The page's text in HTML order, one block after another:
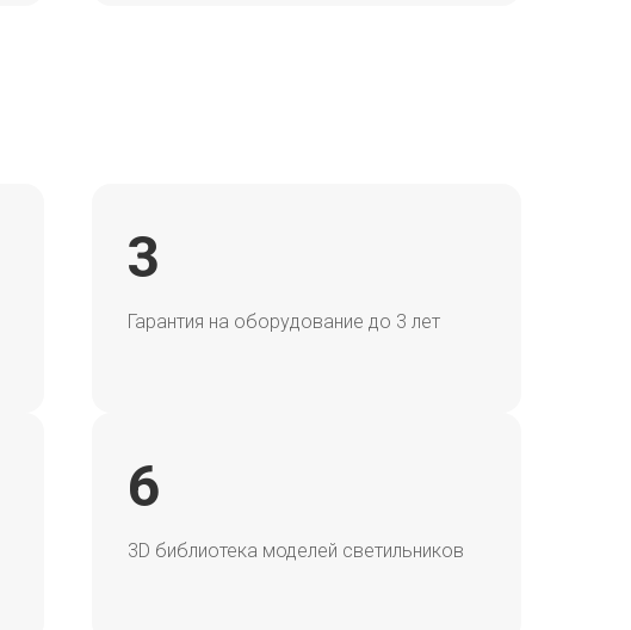
3
Гарантия на оборудование до 3 лет
6
3D библиотека моделей светильников